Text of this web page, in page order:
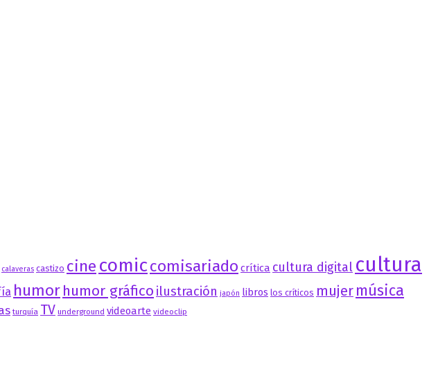
calaveras castizo cine comiccomisariado crítica cultura digital cultura
humor humor gráfico ilustración japón libros los críticos mujer música
turquía TV underground videoarte videoclip